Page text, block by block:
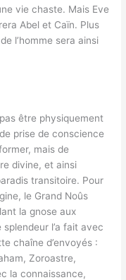
vie chaste. Mais Eve
Abel et Caïn. Plus
l’homme sera ainsi
être physiquement
prise de conscience
mais de
divine, et ainsi
transitoire. Pour
le Grand Noûs
la gnose aux
l’a fait avec
chaîne d’envoyés :
Zoroastre,
la connaissance,